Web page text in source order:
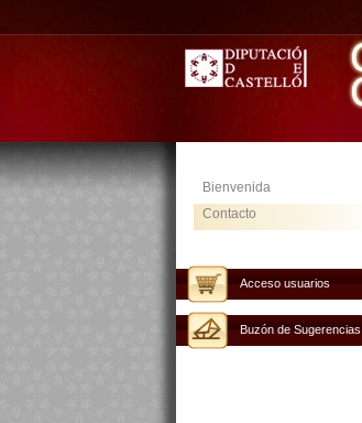
Bienvenida
Contacto
Acceso usuarios
Buzón de Sugerencias